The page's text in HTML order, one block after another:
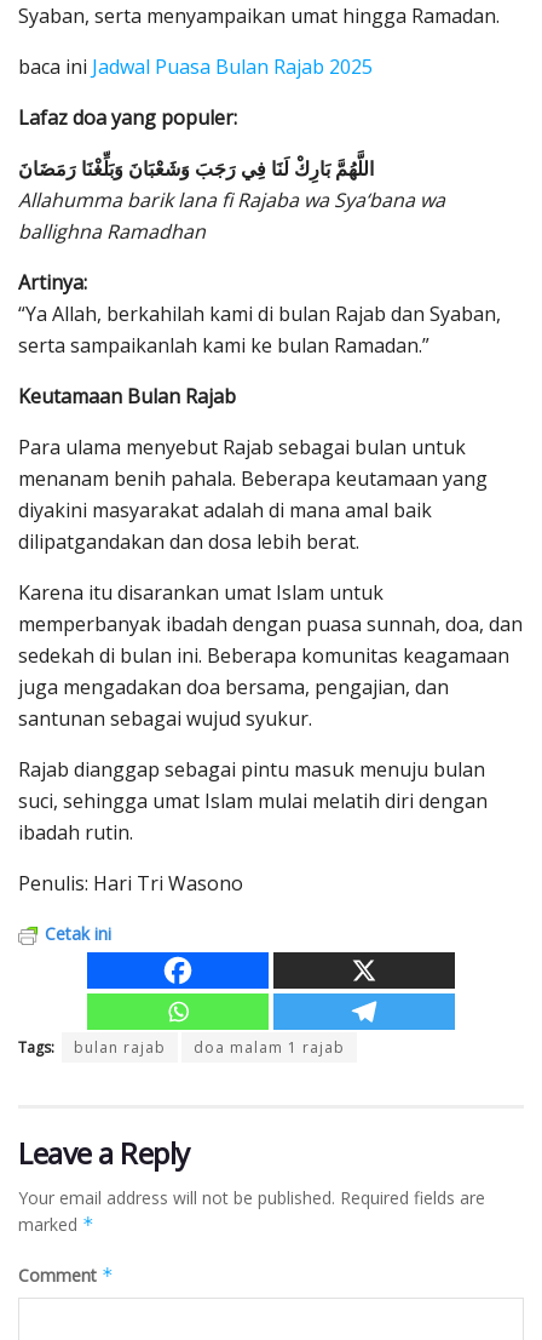
Syaban, serta menyampaikan umat hingga Ramadan.
baca ini Jadwal Puasa Bulan Rajab 2025
Lafaz doa yang populer:
اللَّهُمَّ بَارِكْ لَنَا فِي رَجَبَ وَشَعْبَانَ وَبَلِّغْنَا رَمَضَانَ
Allahumma barik lana fi Rajaba wa Sya‘bana wa
ballighna Ramadhan
Artinya:
“Ya Allah, berkahilah kami di bulan Rajab dan Syaban,
serta sampaikanlah kami ke bulan Ramadan.”
Keutamaan Bulan Rajab
Para ulama menyebut Rajab sebagai bulan untuk
menanam benih pahala. Beberapa keutamaan yang
diyakini masyarakat adalah di mana amal baik
dilipatgandakan dan dosa lebih berat.
Karena itu disarankan umat Islam untuk
memperbanyak ibadah dengan puasa sunnah, doa, dan
sedekah di bulan ini. Beberapa komunitas keagamaan
juga mengadakan doa bersama, pengajian, dan
santunan sebagai wujud syukur.
Rajab dianggap sebagai pintu masuk menuju bulan
suci, sehingga umat Islam mulai melatih diri dengan
ibadah rutin.
Penulis: Hari Tri Wasono
Cetak ini
Tags: bulan rajab doa malam 1 rajab
Leave a Reply
Your email address will not be published. Required fields are
marked *
Comment *